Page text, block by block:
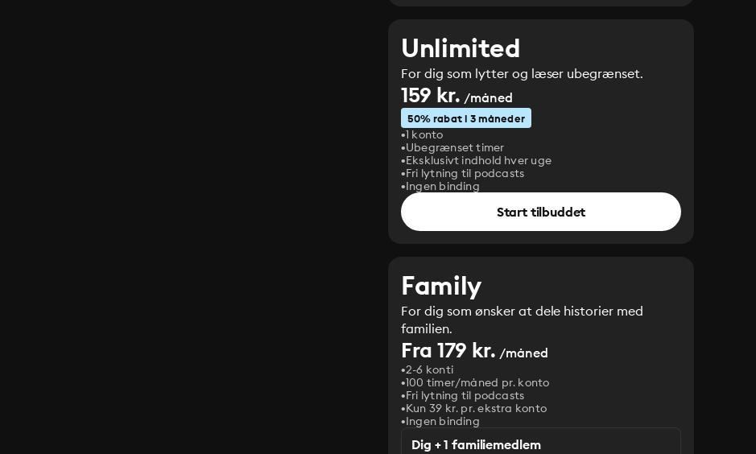
Unlimited
For dig som lytter og læser ubegrænset.
159 kr. /måned
50% rabat i 3 måneder
1 konto
Ubegrænset timer
Eksklusivt indhold hver uge
Fri lytning til podcasts
Ingen binding
Start tilbuddet
Family
For dig som ønsker at dele historier med
familien.
Fra 179 kr. /måned
2-6 konti
100 timer/måned pr. konto
Fri lytning til podcasts
Kun 39 kr. pr. ekstra konto
Ingen binding
Dig + 1 familiemedlem